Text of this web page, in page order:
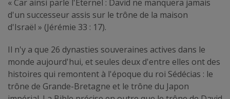
« Car ainsi parle l'Éternel : David ne manquera jamais
d'un successeur assis sur le trône de la maison
d'Israël » (Jérémie 33 : 17).
Il n'y a que 26 dynasties souveraines actives dans le
monde aujourd'hui, et seules deux d'entre elles ont des
histoires qui remontent à l'époque du roi Sédécias : le
trône de Grande-Bretagne et le trône du Japon